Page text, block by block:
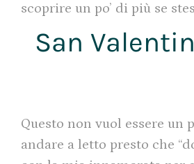
scoprire un po’ di più se
San
Questo non vuol essere un
andare a letto presto che